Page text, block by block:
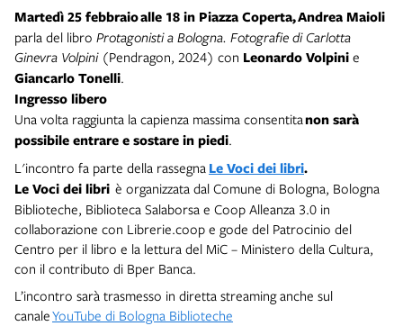
Martedì 25 febbraioalle 18 in Piazza Coperta,Andrea Maioli
parla del libro Protagonisti a Bologna. Fotografie di Carlotta
Ginevra Volpini (Pendragon, 2024) con Leonardo Volpini e
Giancarlo Tonelli.
Ingresso libero
Una volta raggiunta la capienza massima consentitanon sarà
possibile entrare e sostare in piedi.
L'incontro fa parte della rassegna Le Voci dei libri.
Le Voci dei libri è organizzata dal Comune di Bologna, Bologna
Biblioteche, Biblioteca Salaborsa e Coop Alleanza 3.0 in
collaborazione con Librerie.coop e gode del Patrocinio del
Centro per il libro e la lettura del MiC – Ministero della Cultura,
con il contributo di Bper Banca.
L’incontro sarà trasmesso in diretta streaming anche sul
canaleYouTube di Bologna Biblioteche